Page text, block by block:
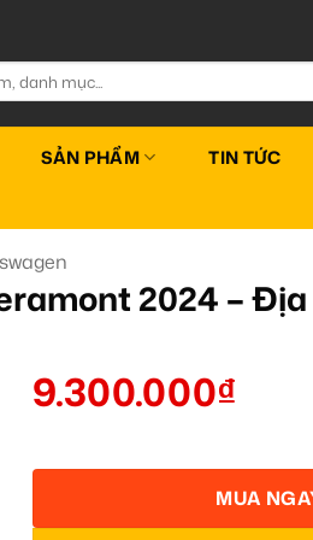
SẢN PHẨM TIN TỨC
2024 –
9.300.000₫
MUA